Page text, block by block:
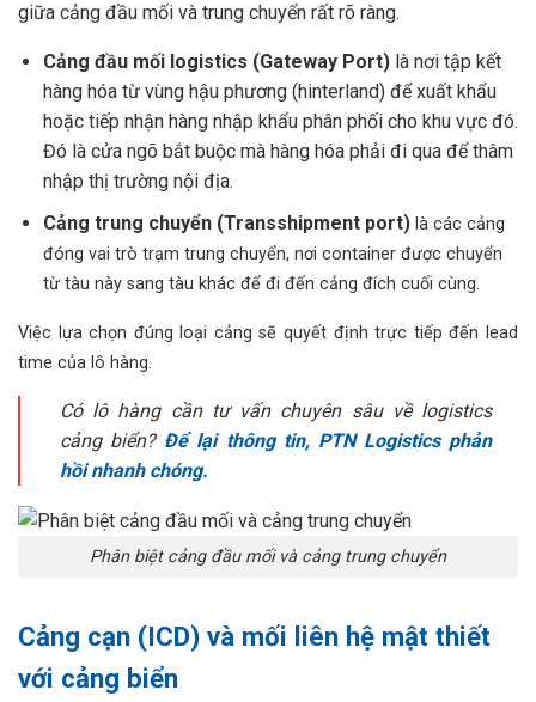
giữa cảng đầu mối và trung chuyển rất rõ ràng.
Cảng đầu mối logistics (Gateway Port)là nơi tập kết
hàng hóa từ vùng hậu phương (hinterland) để xuất khẩu
hoặc tiếp nhận hàng nhập khẩu phân phối cho khu vực đó.
Đó là cửa ngõ bắt buộc mà hàng hóa phải đi qua để thâm
nhập thị trường nội địa.
Cảng trung chuyển (Transshipment port) là các cảng
đóng vai trò trạm trung chuyển, nơi container được chuyển
từ tàu này sang tàu khác để đi đến cảng đích cuối cùng.
Việc lựa chọn đúng loại cảng sẽ quyết định trực tiếp đến lead
time của lô hàng.
Có lô hàng cần tư vấn chuyên sâu về logistics
cảng biển? Để lại thông tin, PTN Logistics phản
hồi nhanh chóng.
Phân biệt cảng đầu mối và cảng trung chuyển
Cảng cạn (ICD) và mối liên hệ mật thiết
với cảng biển